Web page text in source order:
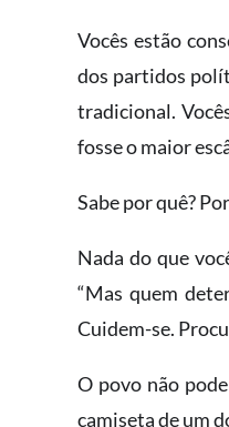
Vocês estão
dos partidos
tradicional.
fosse o maior
Sabe por quê?
Nada do que
“Mas quem
Cuidem-se.
O povo não
camiseta de um